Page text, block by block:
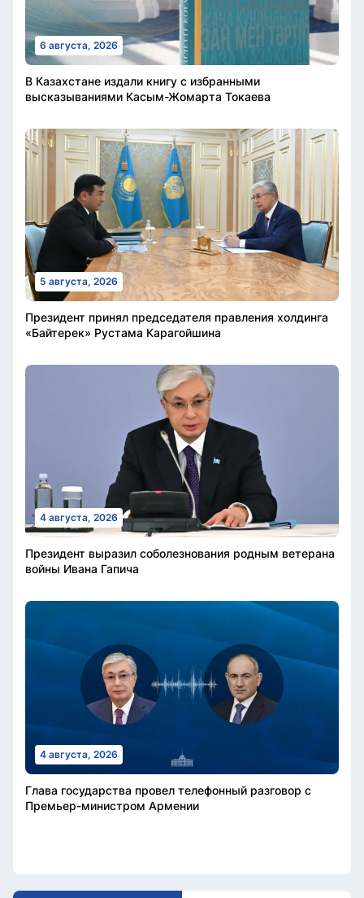
6 августа, 2026
В Казахстане издали книгу с избранными
высказываниями Касым-Жомарта Токаева
5 августа, 2026
Президент принял председателя правления холдинга
«Байтерек» Рустама Карагойшина
4 августа, 2026
Президент выразил соболезнования родным ветерана
войны Ивана Гапича
4 августа, 2026
Глава государства провел телефонный разговор с
Премьер-министром Армении